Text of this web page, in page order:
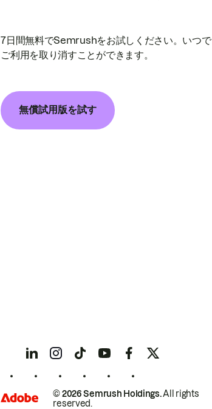
7日間無料でSemrushをお試しください。いつ
ご利用を取り消すことができます。
無償試用版を試す
© 2026 Semrush Holdings.All rights
reserved.